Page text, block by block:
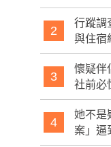
2
行蹤調
與住宿
3
懷疑伴
社前必
4
她不是
案」逼